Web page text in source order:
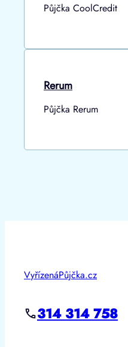
Půjčka CoolCredit
Rerum
Půjčka Rerum
VyřízenáPůjčka.cz
314 314 758